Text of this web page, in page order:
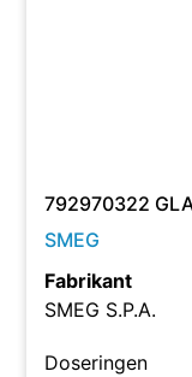
792970322
SMEG
Fabrikant
SMEG S.P.A.
Doseringen